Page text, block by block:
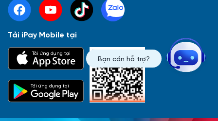
Báo cáo tài chính Thông tin giao dịch
Sự kiện
Bạn cần hỗ trợ?
Tải iPay Mobile tại
Tải ứng dụng tại
Tải ứng dụng tại